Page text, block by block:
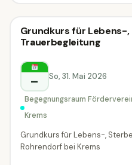
Vortrag &
Vortrag & Seminar
Grundkurs für Lebens-
Trauerbegleitung
– So, 31. Mai 2026
Begegnungsraum
Krems
Grundkurs für Lebens-,
Rohrendorf bei Krems